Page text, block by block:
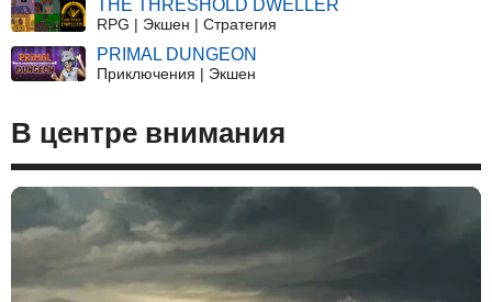
THE THRESHOLD DWELLER
RPG | Экшен | Стратегия
PRIMAL DUNGEON
Приключения | Экшен
В центре внимания